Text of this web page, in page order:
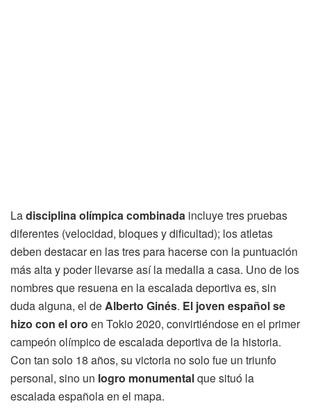
Ladisciplina olímpica combinada incluye tres pruebas
diferentes (velocidad, bloques y dificultad); los atletas
deben destacar en las tres para hacerse con la puntuación
más alta y poder llevarse así la medalla a casa. Uno de los
nombres que resuena en la escalada deportiva es, sin
duda alguna, el deAlberto Ginés. El joven español se
hizo con el oro en Tokio 2020, convirtiéndose en el primer
campeón olímpico de escalada deportiva de la historia.
Con tan solo 18 años, su victoria no solo fue un triunfo
personal, sino un logro monumentalque situó la
escalada española en el mapa.